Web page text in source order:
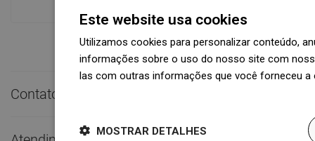
Contato rápido
Este website usa cookies
Utilizamos cookies para personalizar conteúdo,
informações sobre o uso do nosso site com
las com outras informações que você forneceu
MOSTRAR DETALHES